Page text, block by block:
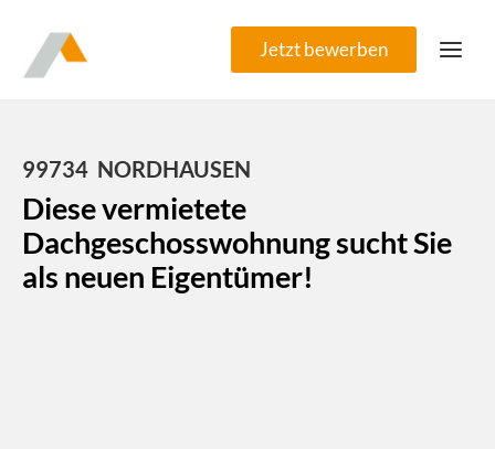
springen
Jetzt bewerben
99734 NORDHAUSEN
Diese vermietete
Dachgeschosswohnung sucht Sie
als neuen Eigentümer!